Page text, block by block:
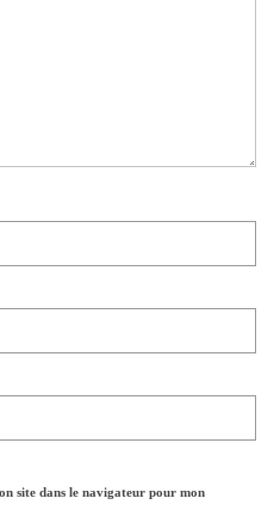
site dans le navigateur pour mon